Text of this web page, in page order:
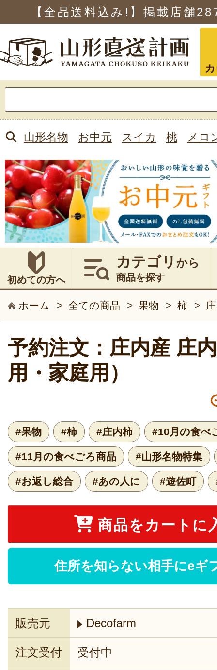
【全品送料込み!】掲載店舗
索:
山形名物 お中元 スイカ 桃 メロ
初めての方へ
カテゴリ から
商品を探す
ホーム > 全ての商品 > 果物 > 柿 >
予約注文：庄内産 庄
用・家庭用）
#果物 #柿 #庄内柿 #10月の食べ
#11月の食べごろ商品 #山形名物特集
#お返し総合 #あの人に #遊佐町
商品をカートに
住所を知らない相手にeギ
販売元 Decofarm
注文受付 受付中